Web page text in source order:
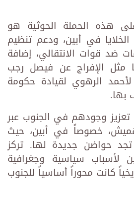
هذه الحملة الحوثية هو
في أبين، ودعم تنظيم
ضد قوات الانتقالي، إضافة
مثل الإفراج عن فيصل رجب
لأحمد الرهوي لقيادة حكومة
بها.
وجودهم في الجنوب عبر
خصوصاً في أبين، حيث
حواضن جديدة لها. تركز
لأسباب سياسية وجغرافية
كانت محوراً أساسياً للجنوب